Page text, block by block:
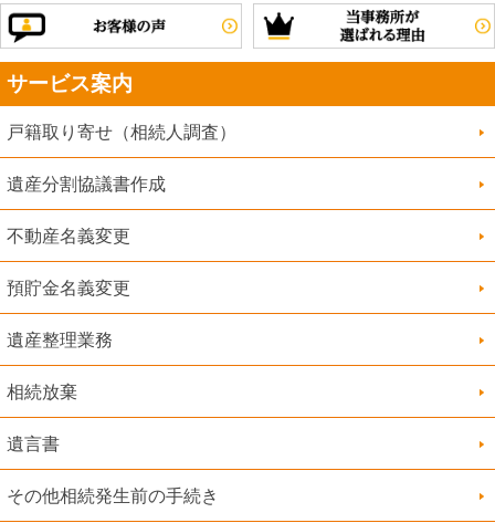
利用目的
当ウェブサイトでは、以下の目的で個人情報を利用しま
す。
お見積のご依頼・ご質問に関するご回答、資料送
付。
当事務所に関連する情報のご提供。
当サイトでは、グーグル株式会社、ヤフー株式会社など
る広告が掲載される場合があります。
た利用者等のクッキー情報（※）等を取得し、利用する
当該第三者によって取得されたクッキー情報等は、当該
第三者のプライバシーポリシーに従って取り扱われるこ
ととなります。
サービス案内
戸籍取り寄せ（相続人調査）
遺産分割協議書作成
不動産名義変更
預貯金名義変更
遺産整理業務
相続放棄
遺言書
その他相続発生前の手続き